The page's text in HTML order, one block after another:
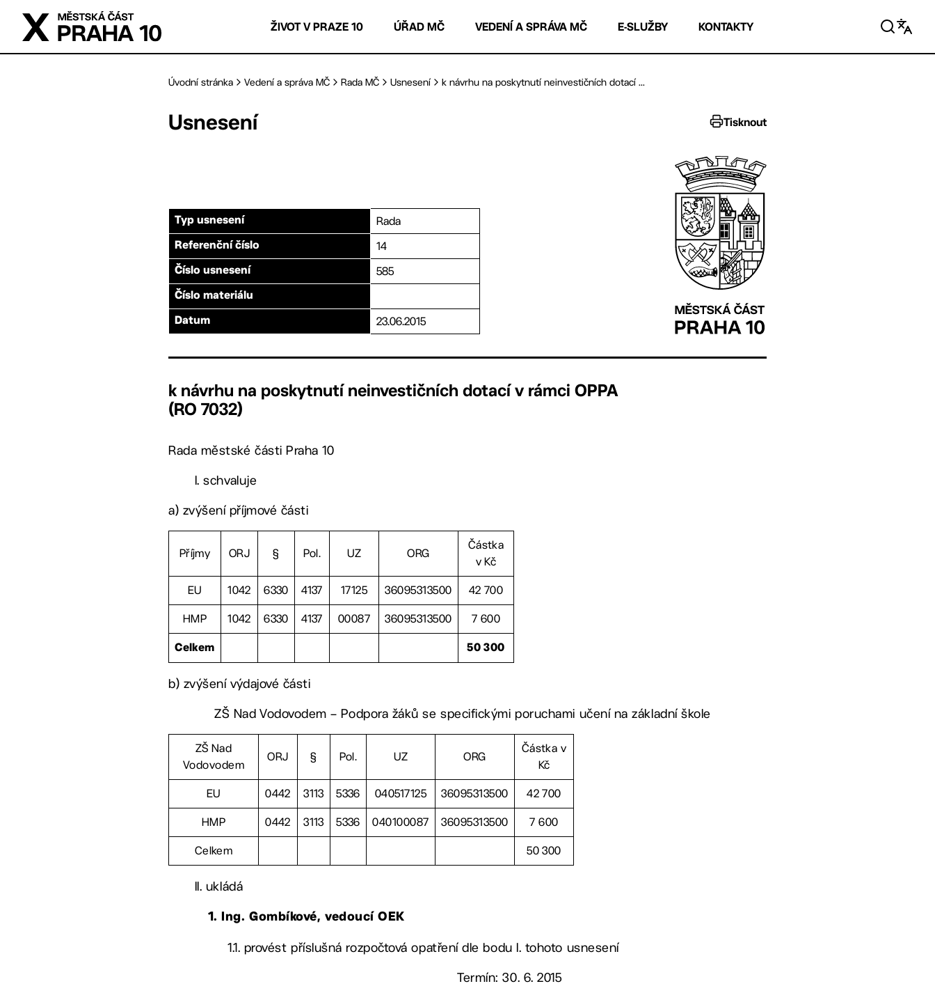
Přejít na hlavní obsah
ŽIVOT V PRAZE 10 ÚŘAD MČ VEDENÍ A SPRÁVA MČ E-SLUŽBY KONTAKTY
Úvodní stránka Vedení a správa MČ Rada MČ Usnesení k návrhu na poskytnutí neinvestičních dotací ...
Usnesení Tisknout
Typ usnesení Rada
Referenční číslo 14
Číslo usnesení 585
Číslo materiálu
Datum 23.06.2015
k návrhu na poskytnutí neinvestičních dotací v rámci OPPA
(RO 7032)
Rada městské části Praha 10
I. schvaluje
a) zvýšení příjmové části
Příjmy ORJ § Pol. UZ ORG
Částka
v Kč
EU 1042 6330 4137 17125 36095313500 42 700
HMP 1042 6330 4137 00087 36095313500 7 600
Celkem 50 300
b) zvýšení výdajové části
ZŠ Nad Vodovodem – Podpora žáků se specifickými poruchami učení na základní škole
ZŠ Nad
Vodovodem
ORJ § Pol. UZ ORG
Částka v
Kč
EU 0442 3113 5336 040517125 36095313500 42 700
HMP 0442 3113 5336 040100087 36095313500 7 600
Celkem 50 300
II. ukládá
1. Ing. Gombíkové, vedoucí OEK
1.1. provést příslušná rozpočtová opatření dle bodu I. tohoto usnesení
Termín: 30. 6. 2015